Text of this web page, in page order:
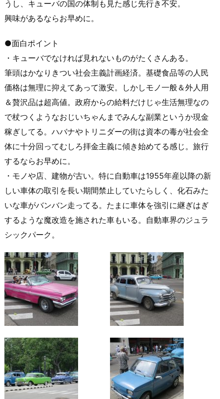
うし、キューバの国の体制も見た感じ先行き不安。
興味があるならお早めに。
●面白ポイント
・キューバでなければ見れないものがたくさんある。
筆頭はかなりきつい社会主義計画経済。基礎食品等の人民
価格は無理に抑えてあって激安。しかしモノ一般＆外人用
＆贅沢品は超高値。政府からの給料だけじゃ生活無理なの
で杖つくようなおじいちゃんまでみんな副業というか現金
稼ぎしてる。ハバナやトリニダーの街は資本の毒が社会全
体に十分回ってむしろ拝金主義に傾き始めてる感じ。旅行
するならお早めに。
・モノや店、建物が古い。特に自動車は1955年産以降の新
しい車体の取引を長い期間禁止していたらしく、化石みた
いな車がバンバン走ってる。たまに車体を強引に継ぎはぎ
するような魔改造を施された車もいる。自動車界のジュラ
シックパーク。